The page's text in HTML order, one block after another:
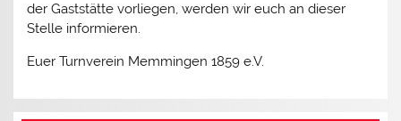
der Gaststätte vorliegen, werden wir euch an dieser
Stelle informieren.
Euer Turnverein Memmingen 1859 e.V.